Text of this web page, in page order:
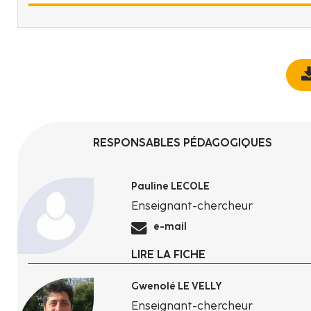
RESPONSABLES PÉDAGOGIQUES
Pauline LECOLE
Enseignant-chercheur
e-mail
LIRE LA FICHE
Gwenolé LE VELLY
Enseignant-chercheur